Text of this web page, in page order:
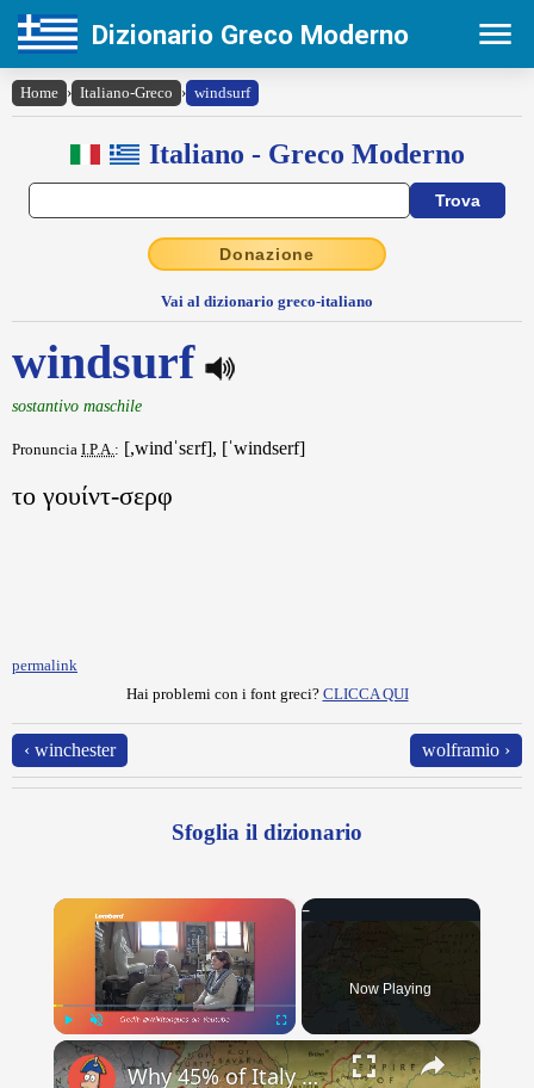
Dizionario Greco Moderno
Home › Italiano-Greco › windsurf
Italiano - Greco Moderno
Donazione
Vai al dizionario greco-italiano
windsurf
sostantivo maschile
Pronuncia I.P.A.: [,windˈsɛrf], [ˈwindserf]
το γουίντ-σερφ
permalink
Hai problemi con i font greci? CLICCA QUI
‹ winchester wolframio ›
Sfoglia il dizionario
×
Play Unmute Fullscreen
Now Playing
×
Why 45% of Italy Doesn't Speak "Italian"